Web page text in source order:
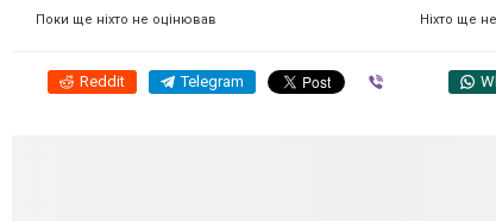
Поки ще ніхто не оцінював Ніхто ще
Reddit Telegram